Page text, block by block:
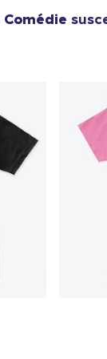
Comédie